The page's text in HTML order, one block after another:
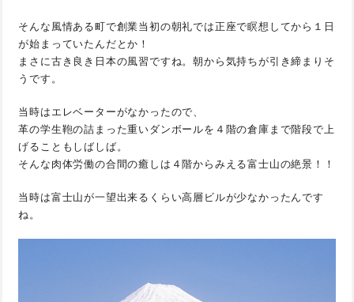
そんな風情ある町で創業当初の朝礼では正座で瞑想してから１日
が始まっていたんだとか！
まさに古き良き日本の風習ですね。朝から気持ちが引き締まりそ
うです。
当時はエレベーターがなかったので、
革の学生鞄の詰まった重いダンボールを４階の倉庫まで階段で上
げることもしばしば。
そんな肉体労働の合間の癒しは４階からみえる富士山の絶景！！
当時は富士山が一望出来るくらい高層ビルが少なかったんです
ね。